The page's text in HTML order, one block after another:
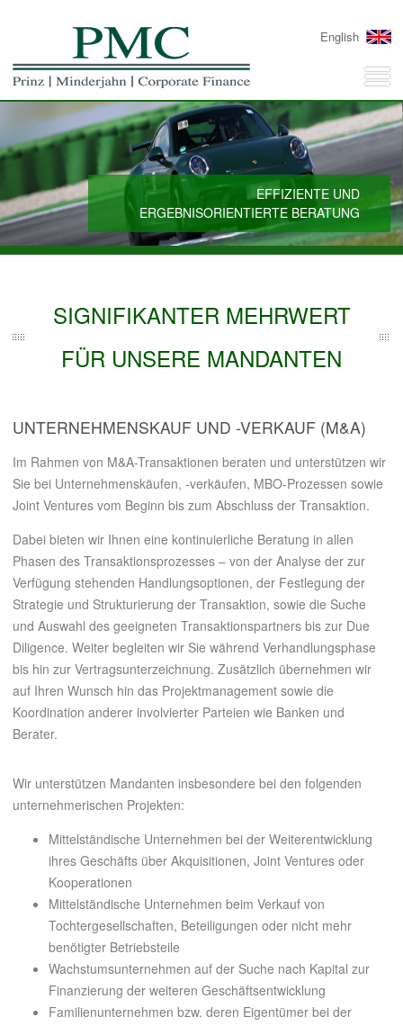
English
EFFIZIENTE UND
ERGEBNISORIENTIERTE BERATUNG
SIGNIFIKANTER MEHRWERT
FÜR UNSERE MANDANTEN
UNTERNEHMENSKAUF UND -VERKAUF (M&A)
Im Rahmen von M&A-Transaktionen beraten und unterstützen wir
Sie bei Unternehmenskäufen, -verkäufen, MBO-Prozessen sowie
Joint Ventures vom Beginn bis zum Abschluss der Transaktion.
Dabei bieten wir Ihnen eine kontinuierliche Beratung in allen
Phasen des Transaktionsprozesses – von der Analyse der zur
Verfügung stehenden Handlungsoptionen, der Festlegung der
Strategie und Strukturierung der Transaktion, sowie die Suche
und Auswahl des geeigneten Transaktionspartners bis zur Due
Diligence. Weiter begleiten wir Sie während Verhandlungsphase
bis hin zur Vertragsunterzeichnung. Zusätzlich übernehmen wir
auf Ihren Wunsch hin das Projektmanagement sowie die
Koordination anderer involvierter Parteien wie Banken und
Berater.
Wir unterstützen Mandanten insbesondere bei den folgenden
unternehmerischen Projekten:
Mittelständische Unternehmen bei der Weiterentwicklung
ihres Geschäfts über Akquisitionen, Joint Ventures oder
Kooperationen
Mittelständische Unternehmen beim Verkauf von
Tochtergesellschaften, Beteiligungen oder nicht mehr
benötigter Betriebsteile
Wachstumsunternehmen auf der Suche nach Kapital zur
Finanzierung der weiteren Geschäftsentwicklung
Familienunternehmen bzw. deren Eigentümer bei der